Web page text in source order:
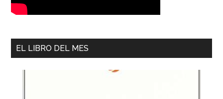
EL LIBRO DEL MES